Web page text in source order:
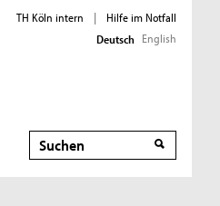
TH Köln intern |
Hilfe im Notfall
Deutsch English
Suche